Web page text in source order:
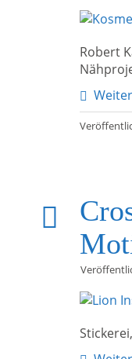
Robert